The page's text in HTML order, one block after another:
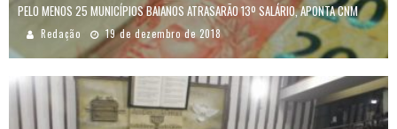
PELO MENOS 25 MUNICÍPIOS BAIANOS ATRASARÃO 13º SALÁRIO, APONTA CNM
Redação 19 de dezembro de 2018